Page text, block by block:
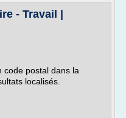
- Travail |
code postal dans la
localisés.